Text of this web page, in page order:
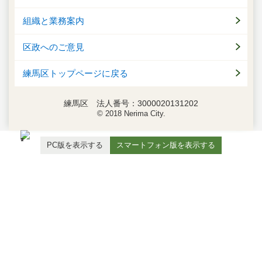
組織と業務案内
区政へのご意見
練馬区トップページに戻る
練馬区 法人番号：3000020131202
© 2018 Nerima City.
PC版を表示する スマートフォン版を表示する